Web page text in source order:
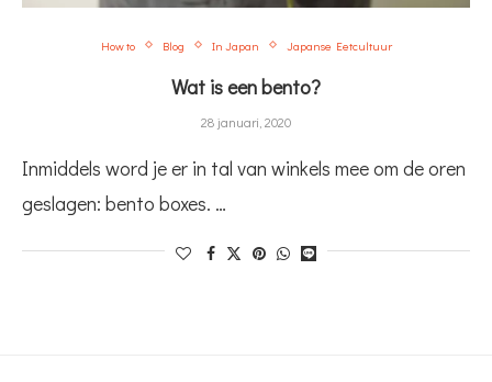
How to Blog In Japan Japanse Eetcultuur
Wat is een bento?
28 januari, 2020
Inmiddels word je er in tal van winkels mee om de oren
geslagen: bento boxes. …